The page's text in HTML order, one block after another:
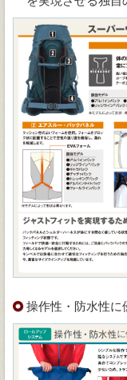
操作性・防水性に